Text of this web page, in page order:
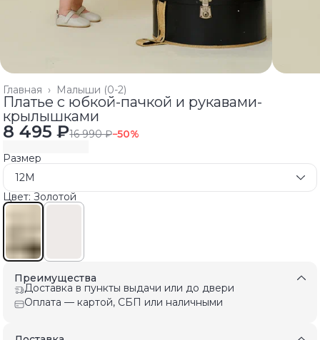
Малыши (0-2)
Главная ›
Платье с юбкой-пачкой и рукавами-
крылышками
8 495 ₽16 990 ₽−50%
Размер
12M
Цвет: Золотой
Преимущества
Доставка в пункты выдачи или до двери
Оплата — картой, СБП или наличными